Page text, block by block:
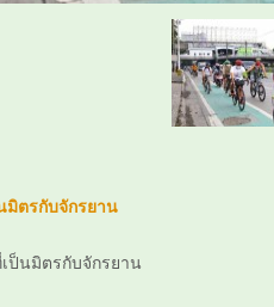
มิตรกับจักรยาน
ป็นมิตรกับจักรยาน